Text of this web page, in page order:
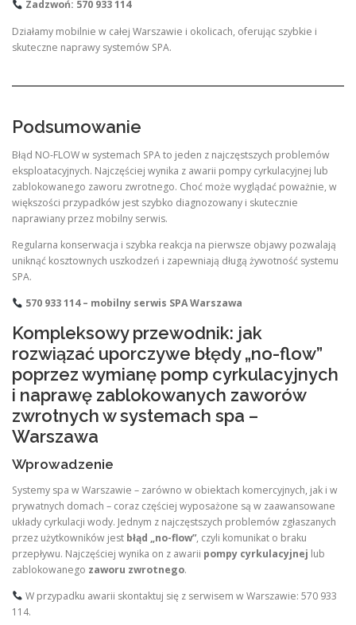
Zadzwoń: 570 933 114
Działamy mobilnie w całej Warszawie i okolicach, oferując szybkie i
skuteczne naprawy systemów SPA.
Podsumowanie
Błąd NO-FLOW w systemach SPA to jeden z najczęstszych problemów
eksploatacyjnych. Najczęściej wynika z awarii pompy cyrkulacyjnej lub
zablokowanego zaworu zwrotnego. Choć może wyglądać poważnie, w
większości przypadków jest szybko diagnozowany i skutecznie
naprawiany przez mobilny serwis.
Regularna konserwacja i szybka reakcja na pierwsze objawy pozwalają
uniknąć kosztownych uszkodzeń i zapewniają długą żywotność systemu
SPA.
570 933 114 – mobilny serwis SPA Warszawa
Kompleksowy przewodnik: jak
rozwiązać uporczywe błędy „no-flow”
poprzez wymianę pomp cyrkulacyjnych
i naprawę zablokowanych zaworów
zwrotnych w systemach spa –
Warszawa
Wprowadzenie
Systemy spa w Warszawie – zarówno w obiektach komercyjnych, jak i w
prywatnych domach – coraz częściej wyposażone są w zaawansowane
układy cyrkulacji wody. Jednym z najczęstszych problemów zgłaszanych
przez użytkowników jest błąd „no-flow”, czyli komunikat o braku
przepływu. Najczęściej wynika on z awarii pompy cyrkulacyjnej lub
zablokowanego zaworu zwrotnego.
W przypadku awarii skontaktuj się z serwisem w Warszawie: 570 933
114.